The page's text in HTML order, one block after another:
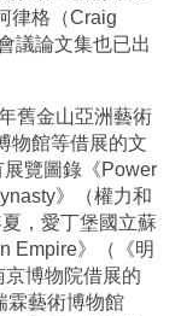
律格（Craig
議論文集也已出
舊金山亞洲藝術
物館等借展的文
覽圖錄《Power
》（權力和
，愛丁堡國立蘇
Empire》（《明
博物院借展的
霖藝術博物館